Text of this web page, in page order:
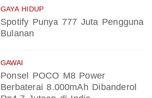
GAYA HIDUP
Spotify Punya 777 Juta Pengguna
Bulanan
GAWAI
Ponsel POCO M8 Power
Berbaterai 8.000mAh Dibanderol